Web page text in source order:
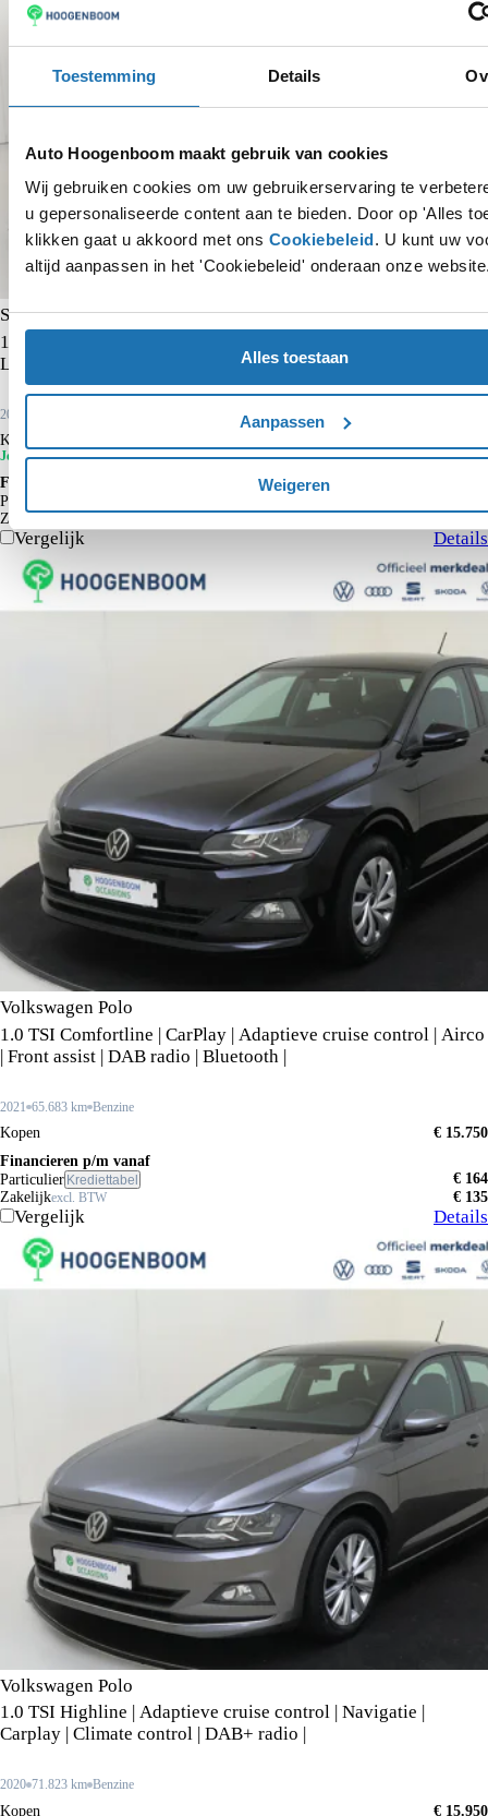
Toestemming Details
Auto Hoogenboom maakt gebruik van cookies
Wij gebruiken cookies om uw gebruikerservaring te
u gepersonaliseerde content aan te bieden. Door op 'Alles
klikken gaat u akkoord met ons Cookiebeleid. U kunt uw
altijd aanpassen in het 'Cookiebeleid' onderaan onze
Alles toestaan
Aanpassen
Weigeren
Skoda Kamiq
1.0 TSI Ambition | Trekhaak | CarPlay | Cruise control | Airco |
Lane- en frontassist | Bluetooth |
2022
Kopen
Je voordeel is € 1.700
Financieren p/m vanaf
Particulier
Zakelijk
Vergelijk Details
Volkswagen Polo
1.0 TSI Comfortline | CarPlay | Adaptieve cruise control | Airco
| Front assist | DAB radio | Bluetooth |
2021 65.683 km Benzine
Kopen
€ 15.750
Financieren p/m vanaf
Particulier Krediettabel
€ 164
Zakelijkexcl. BTW € 135
Vergelijk Details
Volkswagen Polo
1.0 TSI Highline | Adaptieve cruise control | Navigatie |
Carplay | Climate control | DAB+ radio |
2020 71.823 km Benzine
Kopen
€ 15.950